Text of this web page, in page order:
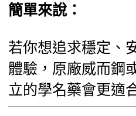
簡單來說：
若你想追求穩定、
體驗，原廠威而鋼
立的學名藥會更適